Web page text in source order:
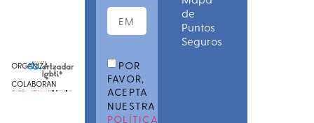
ORGANIZA
COLABORAN
POR
FAVOR,
ACEPTA
NUESTRA
POLÍTICA
de
Puntos
Seguros